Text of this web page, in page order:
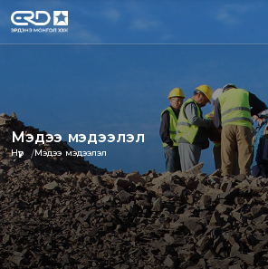
Мэдээ мэдээлэл
Нүүр Мэдээ мэдээлэл